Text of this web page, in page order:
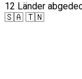
12 Länder
🇸🇦 🇹🇳